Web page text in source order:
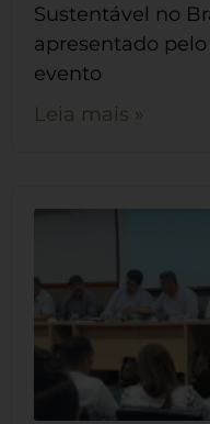
Sustentável no
apresentado
evento
Leia mais »